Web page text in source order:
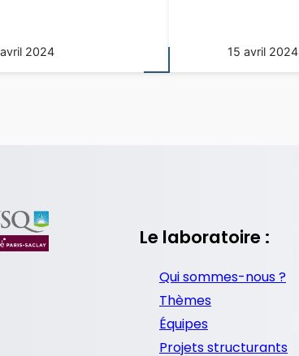
2024 15 avril 2024
Le laboratoire :
Qui sommes-nous ?
Thèmes
Équipes
Projets structurants